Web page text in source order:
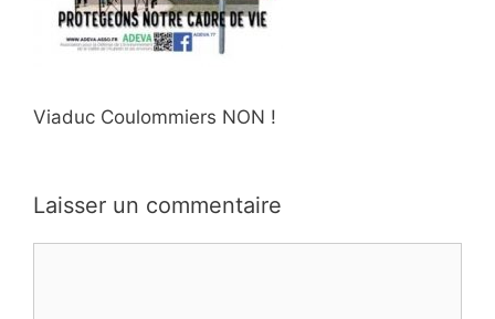
Viaduc Coulommiers NON !
Laisser un commentaire